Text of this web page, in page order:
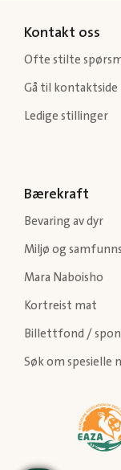
Kontakt oss
Ofte stilte
Gå til kontaktside
Ledige stillinger
Bærekraft
Bevaring av dyr
Miljø og
Mara Naboisho
Kortreist mat
Billettfond /
Søk om spesielle